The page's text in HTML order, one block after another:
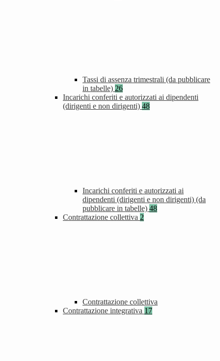
Tassi di assenza trimestrali (da pubblicare
in tabelle) 26
Incarichi conferiti e autorizzati ai dipendenti
(dirigenti e non dirigenti) 48
Incarichi conferiti e autorizzati ai
dipendenti (dirigenti e non dirigenti) (da
pubblicare in tabelle) 48
Contrattazione collettiva 2
Contrattazione collettiva
Contrattazione integrativa 17